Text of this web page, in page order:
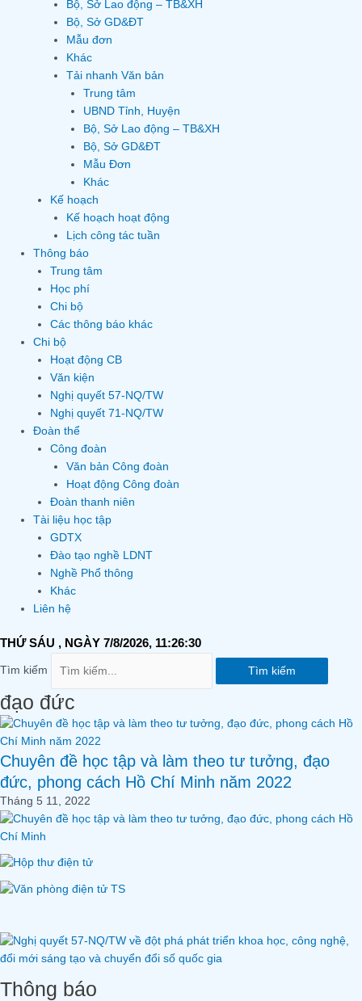
Bộ, Sở Lao động – TB&XH
Bộ, Sở GD&ĐT
Mẫu đơn
Khác
Tải nhanh Văn bản
Trung tâm
UBND Tỉnh, Huyện
Bộ, Sở Lao động – TB&XH
Bộ, Sở GD&ĐT
Mẫu Đơn
Khác
Kế hoạch
Kế hoạch hoạt động
Lịch công tác tuần
Thông báo
Trung tâm
Học phí
Chi bộ
Các thông báo khác
Chi bộ
Hoạt động CB
Văn kiện
Nghị quyết 57-NQ/TW
Nghị quyết 71-NQ/TW
Đoàn thể
Công đoàn
Văn bản Công đoàn
Hoạt động Công đoàn
Đoàn thanh niên
Tài liệu học tập
GDTX
Đào tạo nghề LDNT
Nghề Phổ thông
Khác
Liên hệ
THỨ SÁU , NGÀY 7/8/2026, 11:26:31
Tìm kiếm Tìm kiếm
đạo đức
Chuyên đề học tập và làm theo tư tưởng, đạo
đức, phong cách Hồ Chí Minh năm 2022
Tháng 5 11, 2022
Thông báo